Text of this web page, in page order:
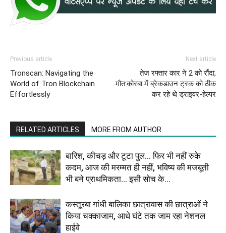
Previous article
Tronscan: Navigating the
World of Tron Blockchain
Effortlessly
Next article
तेज रफ्तार कार ने 2 को रौंदा,
मौत:कोरबा में ब्रेकडाउन ट्रक को ठीक
कर रहे थे ड्राइवर-हेल्पर
RELATED ARTICLES MORE FROM AUTHOR
बारिश, कीचड़ और टूटा पुल… फिर भी नहीं रुके
कदम, आज की मरम्मत ही नहीं, भविष्य की मजबूती
भी बने प्राथमिकता… इसी सोच के...
कस्तूरबा गांधी बालिका छात्रावास की छात्राओं ने
किया चक्काजाम, आधे घंटे तक जाम रहा नेशनल
हाईवे